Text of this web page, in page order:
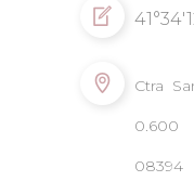
Ctra
0.600